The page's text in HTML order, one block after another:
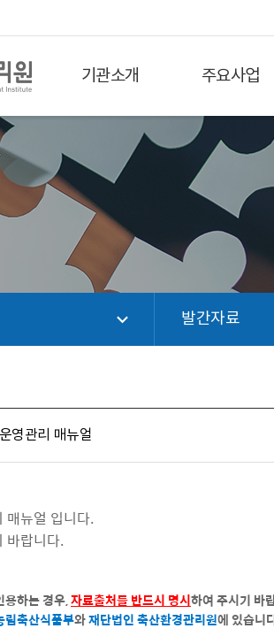
기관소개 주요사업
발간자료
영관리 매뉴얼
매뉴얼 입니다.
바랍니다.
용하는 경우,자료출처를 반드시 명시하여 주시기 바
림축산식품부와재단법인 축산환경관리원에 있습니